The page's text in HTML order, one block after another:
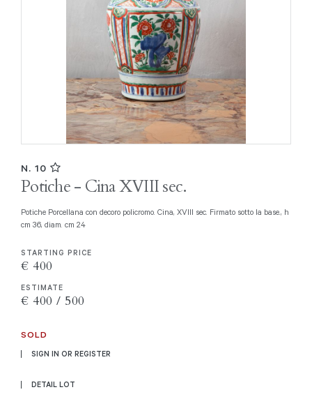
N. 10
Potiche - Cina XVIII sec.
Potiche Porcellana con decoro policromo. Cina, XVIII sec. Firmato sotto la base., h
cm 36, diam. cm 24
STARTING PRICE
€ 400
ESTIMATE
€ 400 / 500
SOLD
SIGN IN OR REGISTER
DETAIL LOT